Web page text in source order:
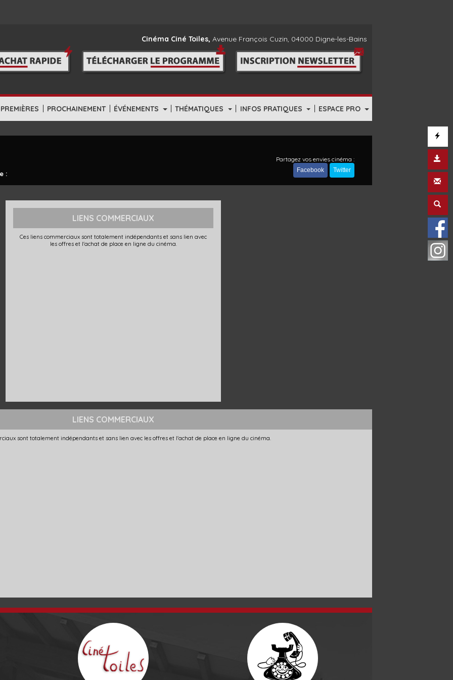
| PROCHAINEMENT | ÉVÉNEMENTS | THÉMATIQUES | INFOS PRATIQUES | ESPACE PRO
Cinéma Ciné Toiles, Avenue François Cuzin, 04000 Digne-les-Bains
:
Partagez vos envies cinéma :
Facebook Twitter
LIENS COMMERCIAUX
Ces liens commerciaux sont totalement indépendants et sans lien avec
les offres et l'achat de place en ligne du cinéma.
LIENS COMMERCIAUX
sont totalement indépendants et sans lien avec les offres et l'achat de place en ligne du cinéma.